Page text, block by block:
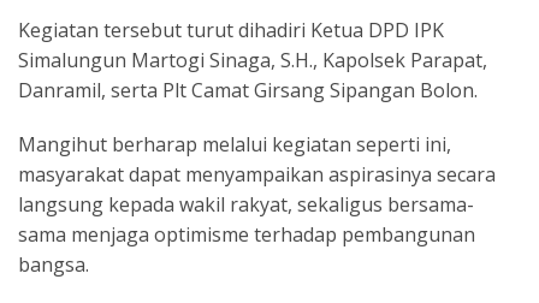
Kegiatan tersebut turut dihadiri Ketua DPD IPK
Simalungun Martogi Sinaga, S.H., Kapolsek Parapat,
Danramil, serta Plt Camat Girsang Sipangan Bolon.
Mangihut berharap melalui kegiatan seperti ini,
masyarakat dapat menyampaikan aspirasinya secara
langsung kepada wakil rakyat, sekaligus bersama-
sama menjaga optimisme terhadap pembangunan
bangsa.